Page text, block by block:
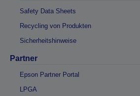
Safety Data Sheets
Recycling von Produkten
Sicherheitshinweise
Partner
Epson Partner Portal
LPGA